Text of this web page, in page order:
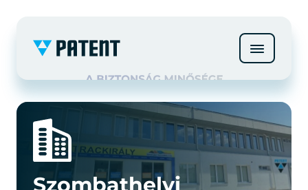
Szombathelyi